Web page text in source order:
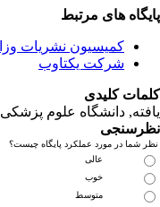
های مرتبط
کمیسیون نشریات
شرکت یکتاوب
کلیدی
, دانشگاه علوم پزشکی
شما در مورد عملکرد پایگاه چیست؟
عالی
خوب
متوسط